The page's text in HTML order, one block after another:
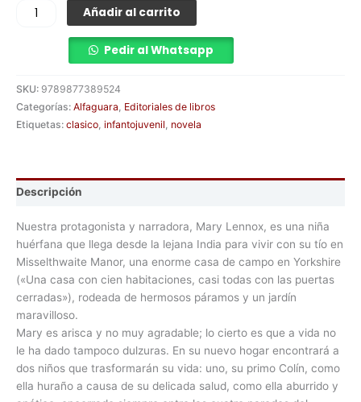
Añadir al carrito
Pedir al Whatsapp
SKU: 9789877389524
Categorías: Alfaguara Editoriales de libros
Etiquetas: clasico infantojuvenil novela
Descripción
Nuestra protagonista y narradora, Mary Lennox, es una niña
huérfana que llega desde la lejana India para vivir con su tío en
Misselthwaite Manor, una enorme casa de campo en Yorkshire
(«Una casa con cien habitaciones, casi todas con las puertas
cerradas»), rodeada de hermosos páramos y un jardín
maravilloso.
Mary es arisca y no muy agradable; lo cierto es que a vida no
le ha dado tampoco dulzuras. En su nuevo hogar encontrará a
dos niños que trasformarán su vida: uno, su primo Colín, como
ella huraño a causa de su delicada salud, como ella aburrido y